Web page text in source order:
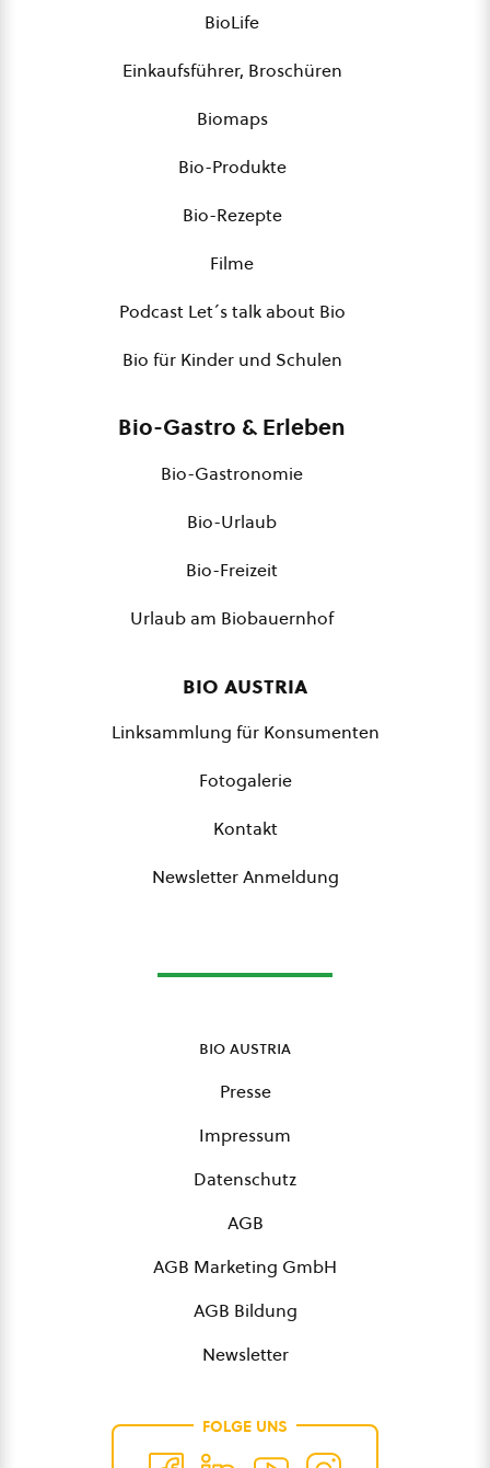
BioLife
Einkaufsführer, Broschüren
Biomaps
Bio-Produkte
Bio-Rezepte
Filme
Podcast Let´s talk about Bio
Bio für Kinder und Schulen
Bio-Gastro & Erleben
Bio-Gastronomie
Bio-Urlaub
Bio-Freizeit
Urlaub am Biobauernhof
bio austria
Linksammlung für Konsumenten
Fotogalerie
Kontakt
Newsletter Anmeldung
bio austria
Presse
Impressum
Datenschutz
AGB
AGB Marketing GmbH
AGB Bildung
Newsletter
FOLGE UNS